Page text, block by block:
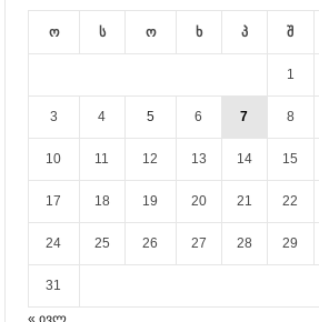
ო ს ო ხ პ შ
1
3 4 5 6 7 8
10 11 12 13 14 15
17 18 19 20 21 22
24 25 26 27 28 29
31